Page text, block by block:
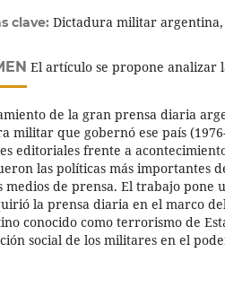
clave: Dictadura militar
El artículo se propone analizar
de la gran prensa diaria
militar que gobernó ese país
editoriales frente a
las políticas más importantes
medios de prensa. El trabajo pone
la prensa diaria en el marco
conocido como terrorismo de
social de los militares en el